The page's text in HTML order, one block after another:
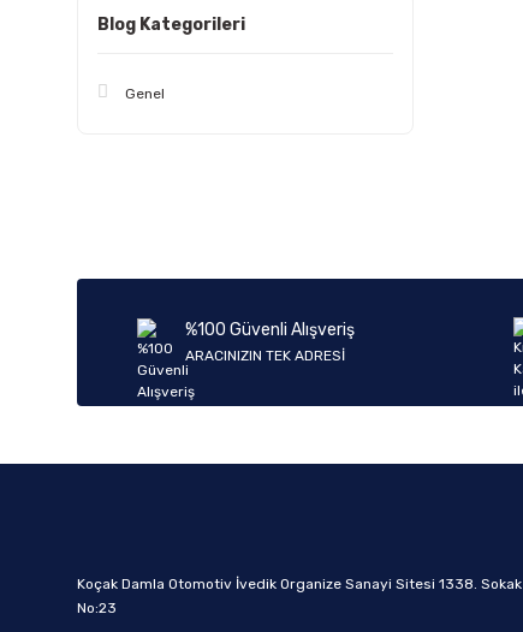
Blog Kategorileri
Genel
%100 Güvenli Alışveriş
ARACINIZIN TEK ADRESİ
Koçak Damla Otomotiv İvedik Organize Sanayi Sitesi 1338. Sokak
No:23